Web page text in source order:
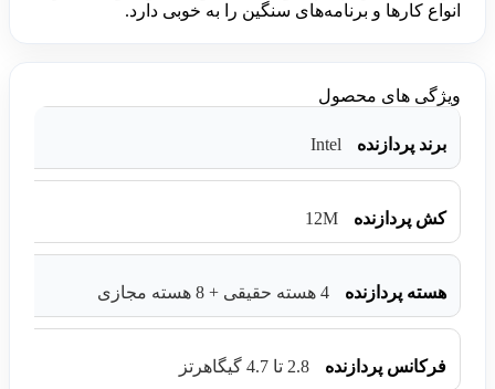
انواع کارها و برنامه‌های سنگین را به خوبی دارد.
ویژگی های محصول
برند پردازنده Intel
کش پردازنده 12M
هسته پردازنده 4 هسته حقیقی + 8 هسته مجازی
فرکانس پردازنده 2.8 تا 4.7 گیگاهرتز